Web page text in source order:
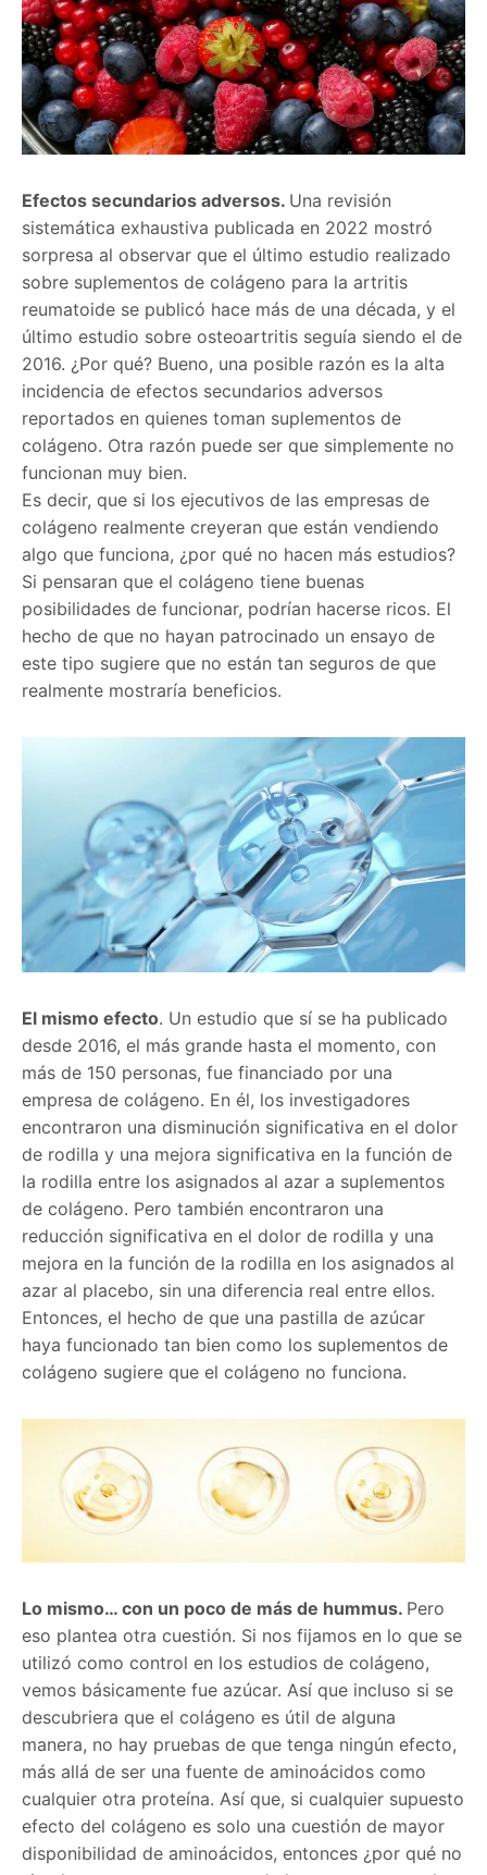
Efectos secundarios adversos. Una revisión
sistemática exhaustiva publicada en 2022 mostró
sorpresa al observar que el último estudio realizado
sobre suplementos de colágeno para la artritis
reumatoide se publicó hace más de una década, y el
último estudio sobre osteoartritis seguía siendo el de
2016. ¿Por qué? Bueno, una posible razón es la alta
incidencia de efectos secundarios adversos
reportados en quienes toman suplementos de
colágeno. Otra razón puede ser que simplemente no
funcionan muy bien.
Es decir, que si los ejecutivos de las empresas de
colágeno realmente creyeran que están vendiendo
algo que funciona, ¿por qué no hacen más estudios?
Si pensaran que el colágeno tiene buenas
posibilidades de funcionar, podrían hacerse ricos. El
hecho de que no hayan patrocinado un ensayo de
este tipo sugiere que no están tan seguros de que
realmente mostraría beneficios.
El mismo efecto. Un estudio que sí se ha publicado
desde 2016, el más grande hasta el momento, con
más de 150 personas, fue financiado por una
empresa de colágeno. En él, los investigadores
encontraron una disminución significativa en el dolor
de rodilla y una mejora significativa en la función de
la rodilla entre los asignados al azar a suplementos
de colágeno. Pero también encontraron una
reducción significativa en el dolor de rodilla y una
mejora en la función de la rodilla en los asignados al
azar al placebo, sin una diferencia real entre ellos.
Entonces, el hecho de que una pastilla de azúcar
haya funcionado tan bien como los suplementos de
colágeno sugiere que el colágeno no funciona.
Lo mismo… con un poco de más de hummus. Pero
eso plantea otra cuestión. Si nos fijamos en lo que se
utilizó como control en los estudios de colágeno,
vemos básicamente fue azúcar. Así que incluso si se
descubriera que el colágeno es útil de alguna
manera, no hay pruebas de que tenga ningún efecto,
más allá de ser una fuente de aminoácidos como
cualquier otra proteína. Así que, si cualquier supuesto
efecto del colágeno es solo una cuestión de mayor
disponibilidad de aminoácidos, entonces ¿por qué no